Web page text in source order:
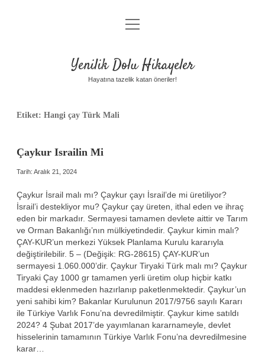
Anasayfa
Yasal Uyarı
menüyü
aç
Yenilik Dolu Hikayeler
Hayatına tazelik katan öneriler!
Etiket: Hangi çay Türk Mali
Çaykur Israilin Mi
Tarih: Aralık 21, 2024
Çaykur İsrail malı mı? Çaykur çayı İsrail’de mi üretiliyor?
İsrail’i destekliyor mu? Çaykur çay üreten, ithal eden ve ihraç
eden bir markadır. Sermayesi tamamen devlete aittir ve Tarım
ve Orman Bakanlığı’nın mülkiyetindedir. Çaykur kimin malı?
ÇAY-KUR’un merkezi Yüksek Planlama Kurulu kararıyla
değiştirilebilir. 5 – (Değişik: RG-28615) ÇAY-KUR’un
sermayesi 1.060.000’dir. Çaykur Tiryaki Türk malı mı? Çaykur
Tiryaki Çay 1000 gr tamamen yerli üretim olup hiçbir katkı
maddesi eklenmeden hazırlanıp paketlenmektedir. Çaykur’un
yeni sahibi kim? Bakanlar Kurulunun 2017/9756 sayılı Kararı
ile Türkiye Varlık Fonu’na devredilmiştir. Çaykur kime satıldı
2024? 4 Şubat 2017’de yayımlanan kararnameyle, devlet
hisselerinin tamamının Türkiye Varlık Fonu’na devredilmesine
karar…